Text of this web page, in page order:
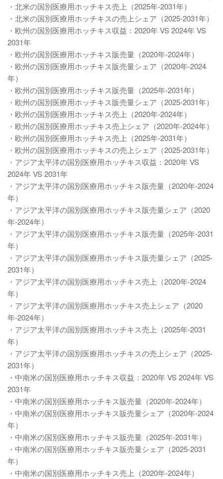
・北米の国別医療用ホッチキス売上（2025年-2031年）
・北米の国別医療用ホッチキスの売上シェア（2025-2031年）
・欧州の国別医療用ホッチキス収益：2020年 VS 2024年 VS
2031年
・欧州の国別医療用ホッチキス販売量（2020年-2024年）
・欧州の国別医療用ホッチキス販売量シェア（2020年-2024
年）
・欧州の国別医療用ホッチキス販売量（2025年-2031年）
・欧州の国別医療用ホッチキス販売量シェア（2025-2031年）
・欧州の国別医療用ホッチキス売上（2020年-2024年）
・欧州の国別医療用ホッチキス売上シェア（2020年-2024年）
・欧州の国別医療用ホッチキス売上（2025年-2031年）
・欧州の国別医療用ホッチキスの売上シェア（2025-2031年）
・アジア太平洋の国別医療用ホッチキス収益：2020年 VS
2024年 VS 2031年
・アジア太平洋の国別医療用ホッチキス販売量（2020年-2024
年）
・アジア太平洋の国別医療用ホッチキス販売量シェア（2020
年-2024年）
・アジア太平洋の国別医療用ホッチキス販売量（2025年-2031
年）
・アジア太平洋の国別医療用ホッチキス販売量シェア（2025-
2031年）
・アジア太平洋の国別医療用ホッチキス売上（2020年-2024
年）
・アジア太平洋の国別医療用ホッチキス売上シェア（2020
年-2024年）
・アジア太平洋の国別医療用ホッチキス売上（2025年-2031
年）
・アジア太平洋の国別医療用ホッチキスの売上シェア（2025-
2031年）
・中南米の国別医療用ホッチキス収益：2020年 VS 2024年 VS
2031年
・中南米の国別医療用ホッチキス販売量（2020年-2024年）
・中南米の国別医療用ホッチキス販売量シェア（2020年-2024
年）
・中南米の国別医療用ホッチキス販売量（2025年-2031年）
・中南米の国別医療用ホッチキス販売量シェア（2025-2031
年）
・中南米の国別医療用ホッチキス売上（2020年-2024年）